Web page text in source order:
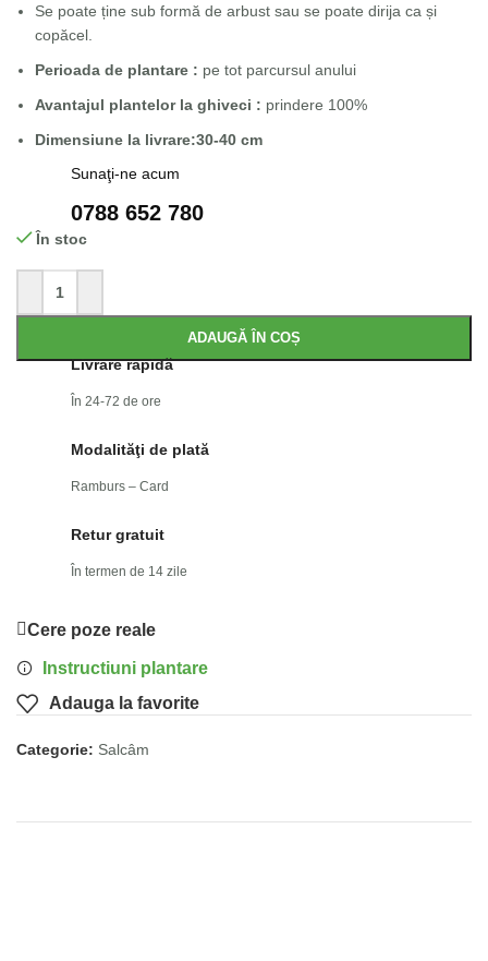
Se poate ține sub formă de arbust sau se poate dirija ca și
copăcel.
Perioada de plantare : pe tot parcursul anului
Avantajul plantelor la ghiveci : prindere 100%
Dimensiune la livrare:30-40 cm
Sunaţi-ne acum
0788 652 780
În stoc
ADAUGĂ ÎN COȘ
Livrare rapidă
În 24-72 de ore
Modalităţi de plată
Ramburs – Card
Retur gratuit
În termen de 14 zile
Cere poze reale
Instructiuni plantare
Adauga la favorite
Categorie: Salcâm